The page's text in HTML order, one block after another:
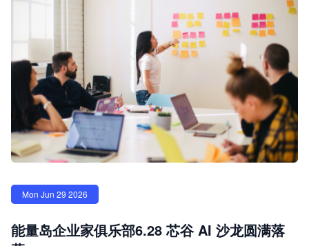
Mon Jun 29 2026
能量岛企业家俱乐部6.28 芯谷 AI 沙龙圆满落